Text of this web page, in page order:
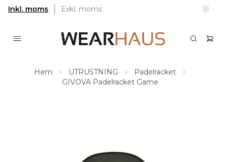
Inkl. moms Exkl. moms
Hem UTRUSTNING
Padelracket
GIVOVA Padelracket Game